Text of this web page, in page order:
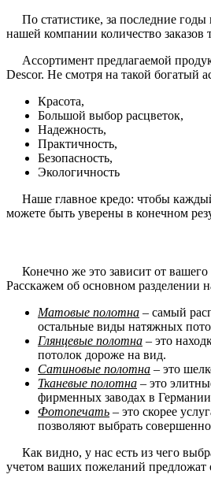
По статистике, за последние годы
нашей компании количество
Ассортимент предлагаемой
Descor. Не смотря на такой богатый
Красота,
Большой выбор расцветок,
Надежность,
Практичность,
Безопасность,
Экологичность
Наше главное кредо: чтобы каждый
можете быть уверены в конечном
Конечно же это зависит от вашего
Расскажем об основном разделении
Матовые полотна – самый
остальные виды натяжных
Глянцевые полотна – это
потолок дороже на вид.
Сатиновые полотна – это
Тканевые полотна – это
фирменных заводах в
Фотопечать – это скорее
позволяют выбрать
Как видно, у нас есть из чего
учетом ваших пожеланий предложат